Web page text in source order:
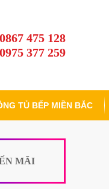
0867 475 128
0975 377 259
TỦ BẾP MIỀN BẮC
MÃI